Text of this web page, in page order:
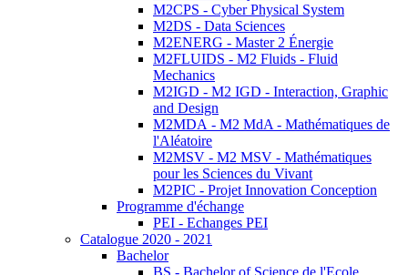
M2CPS - Cyber Physical System
M2DS - Data Sciences
M2ENERG - Master 2 Énergie
M2FLUIDS - M2 Fluids - Fluid
Mechanics
M2IGD - M2 IGD - Interaction, Graphic
and Design
M2MDA - M2 MdA - Mathématiques de
l'Aléatoire
M2MSV - M2 MSV - Mathématiques
pour les Sciences du Vivant
M2PIC - Projet Innovation Conception
Programme d'échange
PEI - Echanges PEI
Catalogue 2020 - 2021
Bachelor
BS - Bachelor of Science de l'Ecole